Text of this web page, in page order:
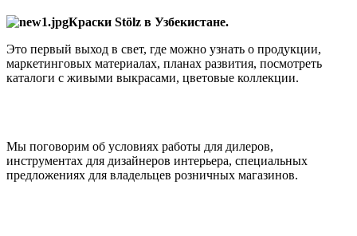
Краски Stölz в Узбекистане.
Это первый выход в свет, где можно узнать о продукции,
маркетинговых материалах, планах развития, посмотреть
каталоги с живыми выкрасами, цветовые коллекции.
Мы поговорим об условиях работы для дилеров,
инструментах для дизайнеров интерьера, специальных
предложениях для владельцев розничных магазинов.